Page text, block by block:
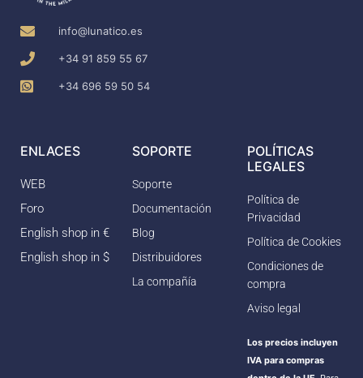
info@lunatico.es
+34 91 859 55 67
+34 696 59 50 54
ENLACES
WEB
Foro
English shop in €
English shop in $
SOPORTE
Soporte
Documentación
Blog
Distribuidores
La compañía
POLÍTICAS
LEGALES
Política de
Privacidad
Política de Cookies
Condiciones de
compra
Aviso legal
Los precios incluyen
IVA para compras